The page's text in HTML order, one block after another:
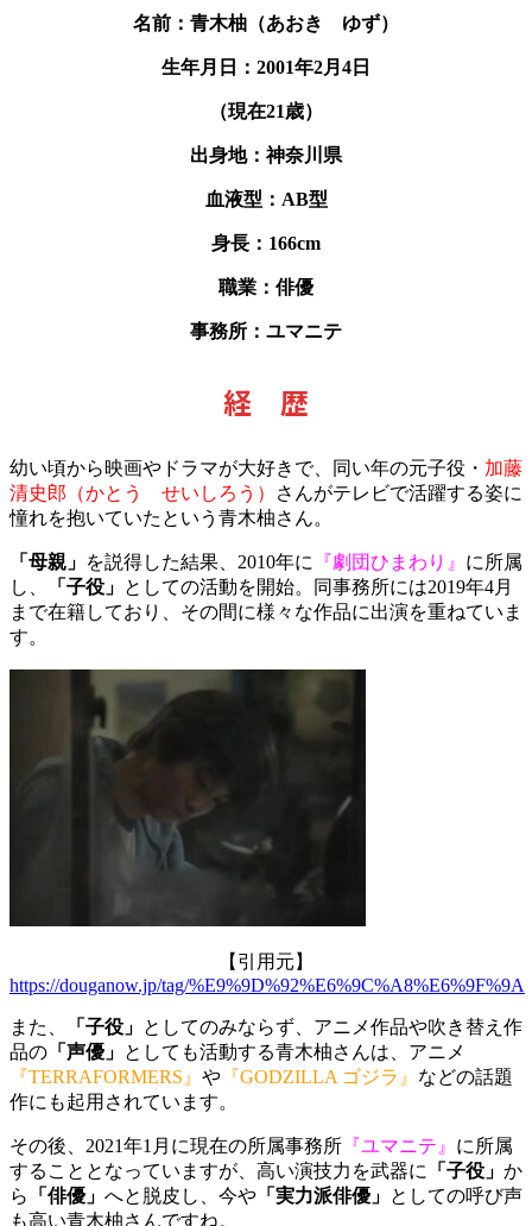
名前：青木柚（あおき ゆず）
生年月日：2001年2月4日
（現在21歳）
出身地：神奈川県
血液型：AB型
身長：166cm
職業：俳優
事務所：ユマニテ
経 歴
幼い頃から映画やドラマが大好きで、同い年の元子役・ 加藤
清史郎（かとう せいしろう）
さんがテレビで活躍する姿に
憧れを抱いていたという青木柚さん。
「母親」 を説得した結果、 2010年に 『劇団ひまわり』 に所属
し、
「子役」 としての活動を開始。同事務所には2019年4月
まで在籍しており、その間に様々な作品に出演を重ねていま
す。
【引用元】
https://douganow.jp/tag/%E9%9D%92%E6%9C%A8%E6%9F%9A
また、 「子役」 としてのみならず、 アニメ作品や吹き替え作
品の 「声優」 としても活動する青木柚さんは、アニメ
『TERRAFORMERS』 や 『GODZILLA ゴジラ』 などの話題
作にも起用されています。
その後、2021年1月に現在の所属事務所 『ユマニテ』 に所属
することとなっていますが、高い演技力を武器に 「子役」 か
ら
「俳優」 へと脱皮し、今や 「実力派俳優」 としての呼び声
も高い青木柚さんですね。